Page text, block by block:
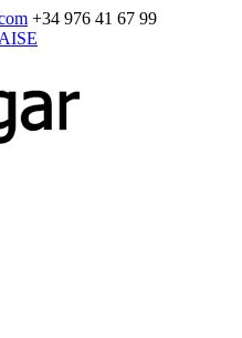
+34 976 41 67 99